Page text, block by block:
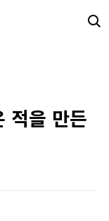
적을 만든